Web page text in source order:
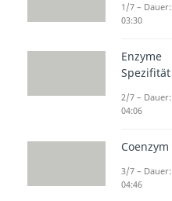
1/7 – Dauer:
03:30
Enzyme
Spezifität
2/7 – Dauer:
04:06
Coenzym
3/7 – Dauer:
04:46